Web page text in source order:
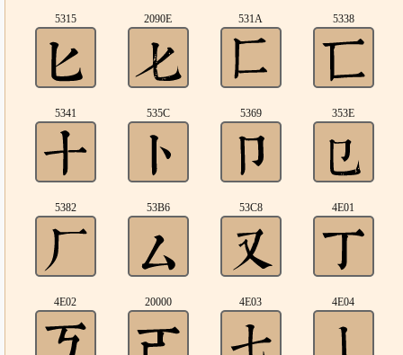
5315 2090E 531A 5338
5341 535C 5369 353E
5382 53B6 53C8 4E01
4E02 20000 4E03 4E04